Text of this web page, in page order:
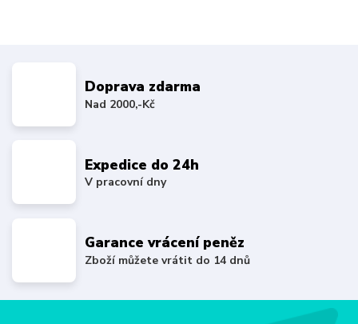
Doprava zdarma
Nad 2000,-Kč
Expedice do 24h
V pracovní dny
Garance vrácení peněz
Zboží můžete vrátit do 14 dnů